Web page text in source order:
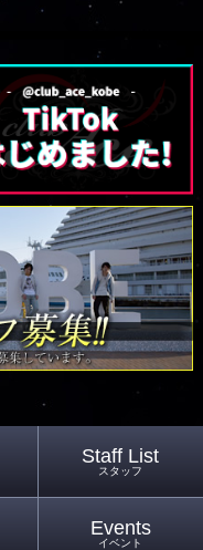
Staff List
スタッフ
Events
イベント